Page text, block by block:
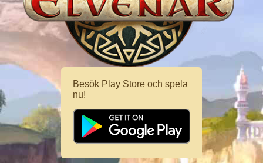
Besök Play Store och spela
nu!